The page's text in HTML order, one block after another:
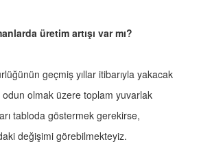
üretim artışı var mı?
geçmiş yıllar itibarıyla yakacak
olmak üzere toplam yuvarlak
tabloda göstermek gerekirse,
değişimi görebilmekteyiz.